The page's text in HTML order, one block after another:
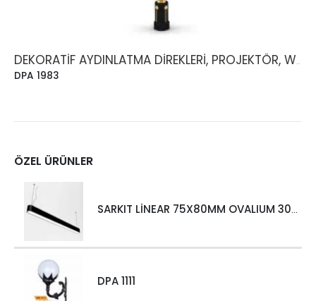
DPA 1983
ÖZEL ÜRÜNLER
SARKIT LİNEAR 75X80MM OVALIUM 30W 4000 LM MT
DPA 1111